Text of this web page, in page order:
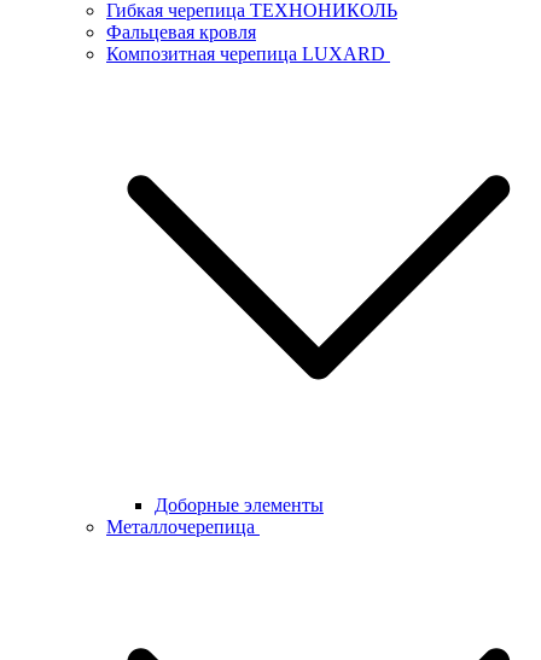
Гибкая черепица ТЕХНОНИКОЛЬ
Фальцевая кровля
Композитная черепица LUXARD
Доборные элементы
Металлочерепица